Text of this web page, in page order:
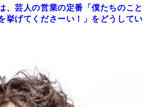
、芸人の営業の定番「僕たちのこと
挙げてくださーい！」をどうしてい